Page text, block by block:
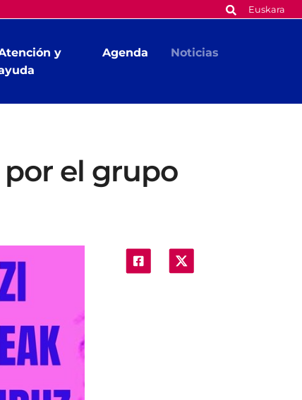
Euskara
y
Agenda Noticias
el grupo